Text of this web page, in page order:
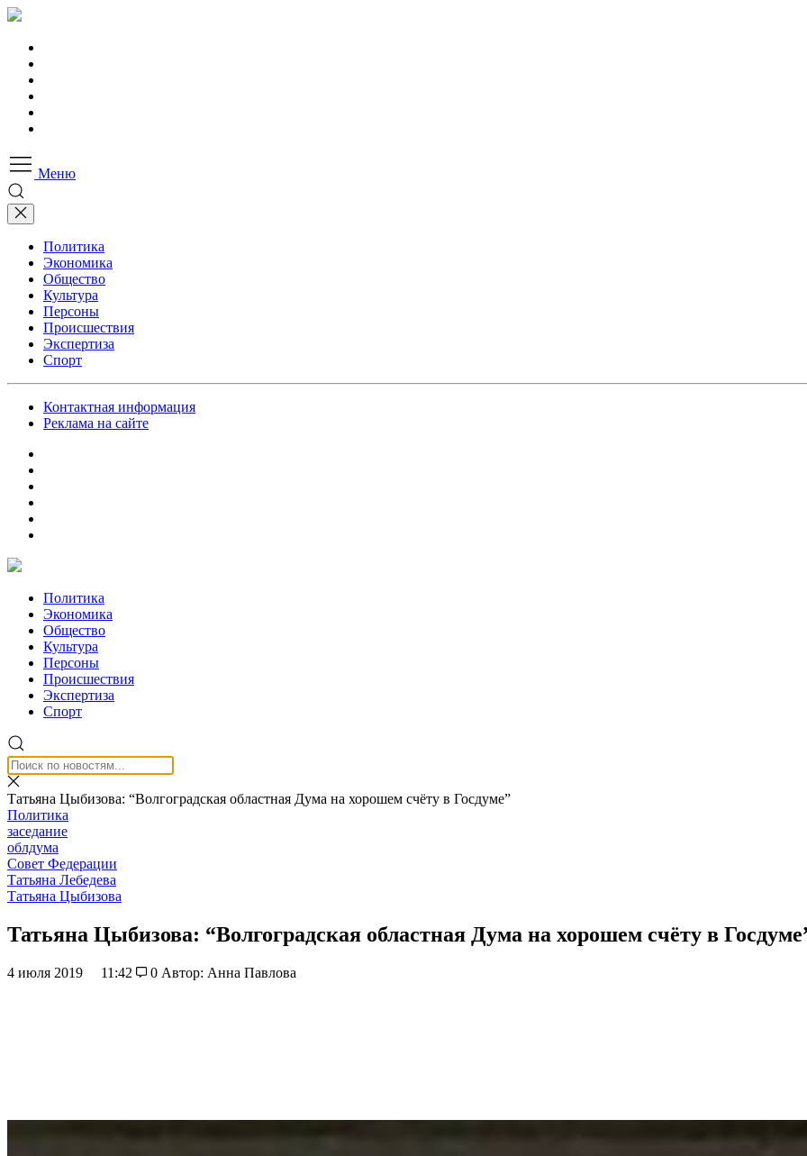
Меню
Политика
Экономика
Общество
Культура
Персоны
Происшествия
Экспертиза
Спорт
Контактная информация
Реклама на сайте
Политика
Экономика
Общество
Культура
Персоны
Происшествия
Экспертиза
Спорт
Татьяна Цыбизова: “Волгоградская областная Дума на хорошем счёту в Госдуме”
Политика
заседание
облдума
Совет Федерации
Татьяна Лебедева
Татьяна Цыбизова
Татьяна Цыбизова: “Волгоградская областная Дума на хорошем счёту в
4 июля 2019 11:42 0 Автор: Анна Павлова